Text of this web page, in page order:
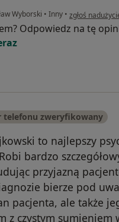
Wyborski • Inny • w opinii
zgłoś
Odpowiedz na tę
telefonu zweryfikowany
to najlepszy
bardzo
przyjazną
bierze pod
pacjenta, ale także
z czystym sumieniem